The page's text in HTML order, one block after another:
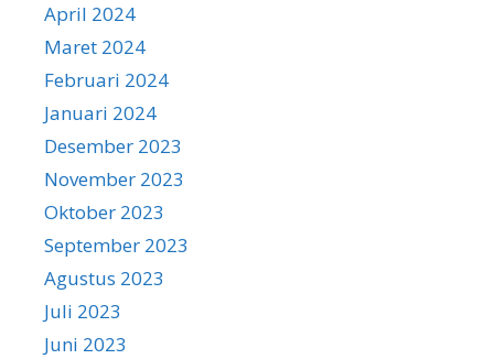
April 2024
Maret 2024
Februari 2024
Januari 2024
Desember 2023
November 2023
Oktober 2023
September 2023
Agustus 2023
Juli 2023
Juni 2023